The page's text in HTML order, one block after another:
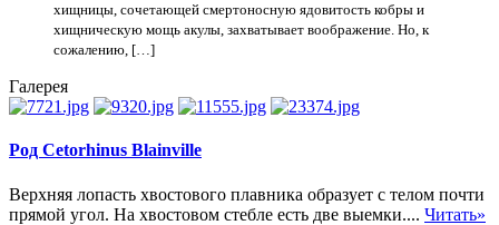
хищницы, сочетающей смертоносную ядовитость кобры и
хищническую мощь акулы, захватывает воображение. Но, к
сожалению, […]
Галерея
Род Cetorhinus Blainville
Верхняя лопасть хвостового плавника образует с телом почти
прямой угол. На хвостовом стебле есть две выемки.... Читать»